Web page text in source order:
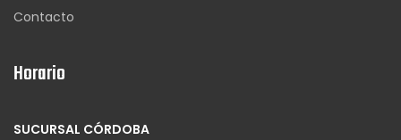
Contacto
Horario
SUCURSAL CÓRDOBA